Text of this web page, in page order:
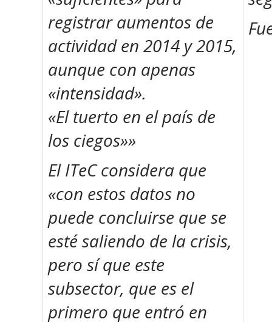
registrar aumentos de
actividad en 2014 y 2015,
aunque con apenas
«intensidad».
«El tuerto en el país de
los ciegos»»
El ITeC considera que
«con estos datos no
puede concluirse que se
esté saliendo de la crisis,
pero sí que este
subsector, que es el
primero que entró en